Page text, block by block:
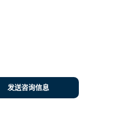
发送咨询信息